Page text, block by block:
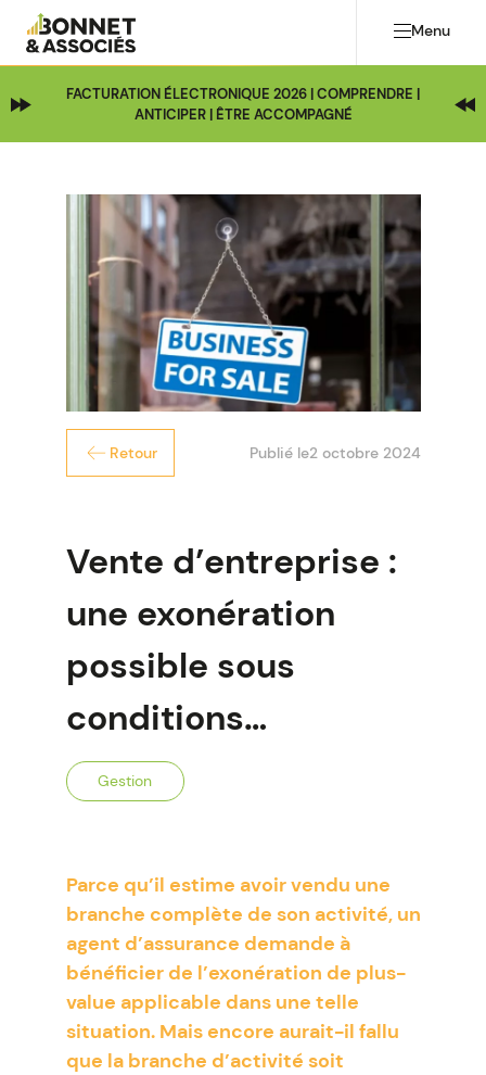
Menu
FACTURATION ÉLECTRONIQUE 2026 | COMPRENDRE |
ANTICIPER | ÊTRE ACCOMPAGNÉ
Retour Publié le2 octobre 2024
Vente d’entreprise :
une exonération
possible sous
conditions…
Gestion
Parce qu’il estime avoir vendu une
branche complète de son activité, un
agent d’assurance demande à
bénéficier de l’exonération de plus-
value applicable dans une telle
situation. Mais encore aurait-il fallu
que la branche d’activité soit